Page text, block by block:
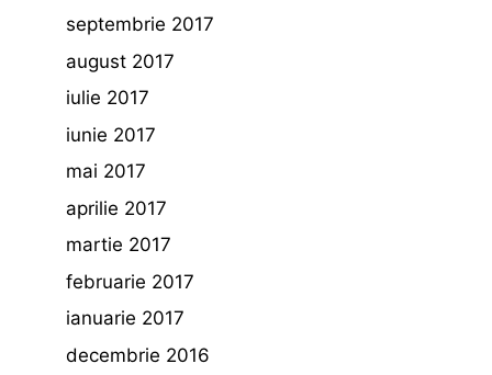
septembrie 2017
august 2017
iulie 2017
iunie 2017
mai 2017
aprilie 2017
martie 2017
februarie 2017
ianuarie 2017
decembrie 2016